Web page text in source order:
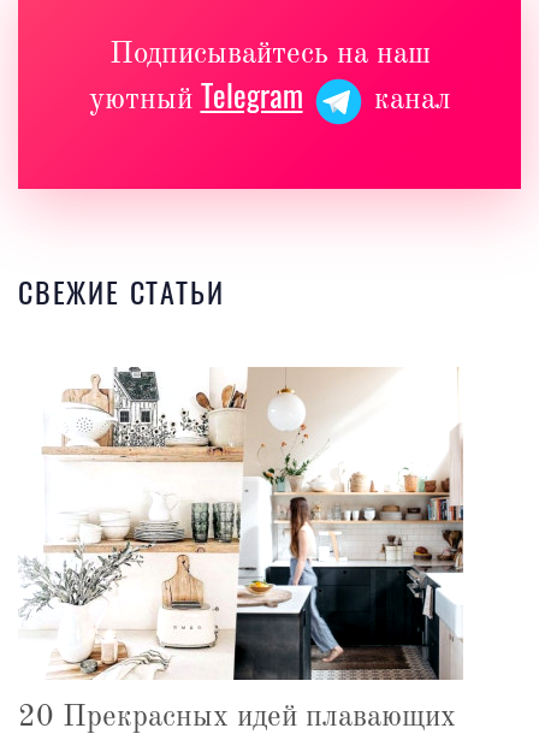
Подписывайтесь на наш
уютный Telegram канал
СВЕЖИЕ СТАТЬИ
20 Прекрасных идей плавающих